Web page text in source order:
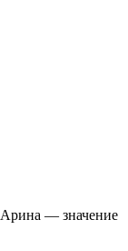
Арина — значение